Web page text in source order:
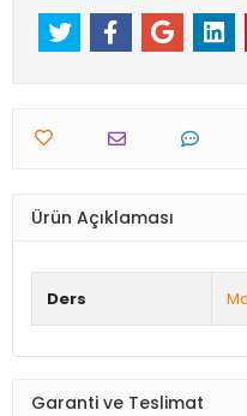
Ürün Açıklaması
Ders
Garanti ve Teslimat